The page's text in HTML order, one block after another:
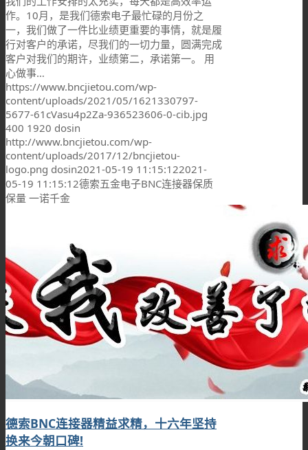
作。10月，是我们德索电子最忙碌的月份之
一，我们做了一件比业绩更重要的事情，就是履
行对客户的承诺，尽我们的一切力量，圆满完成
客户对我们的期许，业绩第二，承诺第一。 用
心做事…
https://www.bncjietou.com/wp-
content/uploads/2021/05/1621330797-
5677-61cVasu4p2Za-936523606-0-cib.jpg
400 1920 dosin
http://www.bncjietou.com/wp-
content/uploads/2017/12/bncjietou-
logo.png dosin2021-05-19 11:15:122021-
05-19 11:15:12德索五金电子BNC连接器保质
保量 一诺千金
德索BNC连接器精益求精，十六年坚持
换来今朝口碑!